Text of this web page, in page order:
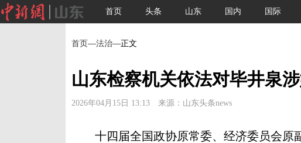
首页 头条 山东 国内 国际
首页—法治—正文
山东检察机关依法对毕井泉
2026年04月15日 13:13 来源：山东头条news
十四届全国政协原常委、经济委员会原